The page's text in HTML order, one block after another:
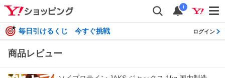
i
毎日引けるくじ 今すぐ挑戦 ログイン
商品レビュー